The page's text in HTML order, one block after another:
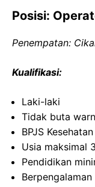
Posisi:
Penempatan:
Kualifikasi:
Laki-laki
Tidak buta
BPJS
Usia maksimal
Pendidikan